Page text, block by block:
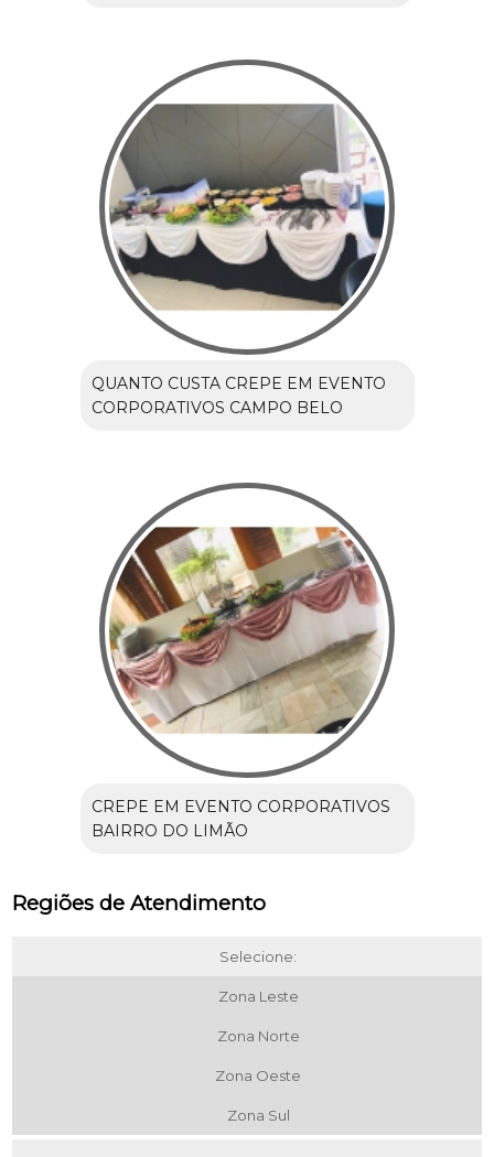
QUANTO CUSTA CREPE EM EVENTO
CORPORATIVOS CAMPO BELO
CREPE EM EVENTO CORPORATIVOS
BAIRRO DO LIMÃO
Regiões de Atendimento
Selecione:
Zona Leste
Zona Norte
Zona Oeste
Zona Sul